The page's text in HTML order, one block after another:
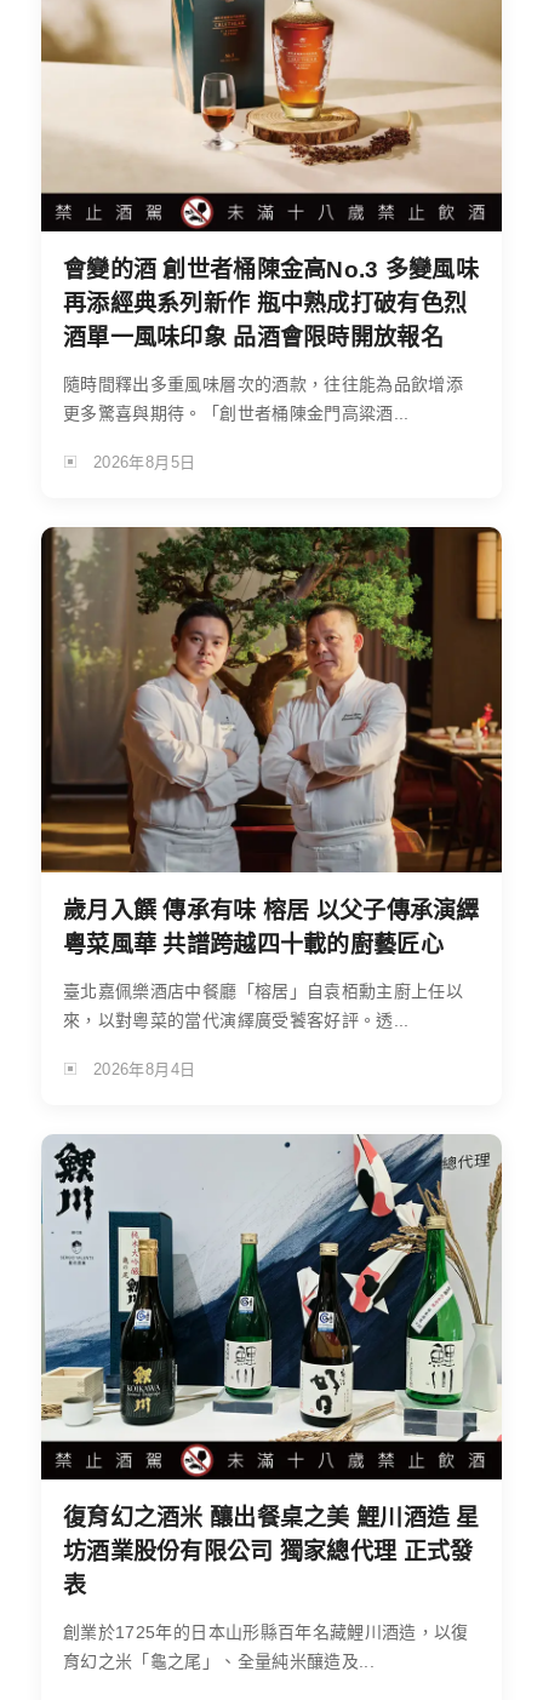
會變的酒 創世者桶陳金高No.3 多變風味
再添經典系列新作 瓶中熟成打破有色烈
酒單一風味印象 品酒會限時開放報名
隨時間釋出多重風味層次的酒款，往往能為品飲增添
更多驚喜與期待。「創世者桶陳金門高粱酒...
2026年8月5日
歲月入饌 傳承有味 榕居 以父子傳承演繹
粵菜風華 共譜跨越四十載的廚藝匠心
臺北嘉佩樂酒店中餐廳「榕居」自袁栢勳主廚上任以
來，以對粵菜的當代演繹廣受饕客好評。透...
2026年8月4日
復育幻之酒米 釀出餐桌之美 鯉川酒造 星
坊酒業股份有限公司 獨家總代理 正式發
表
創業於1725年的日本山形縣百年名藏鯉川酒造，以復
育幻之米「龜之尾」、全量純米釀造及...